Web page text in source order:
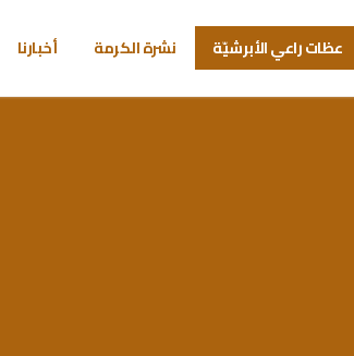
عظات راعي الأبرشيّة نشرة الكرمة أخبارنا